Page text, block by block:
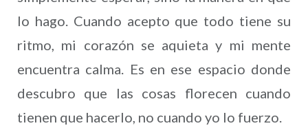
lo hago. Cuando acepto que todo tiene su
ritmo, mi corazón se aquieta y mi mente
encuentra calma. Es en ese espacio donde
descubro que las cosas florecen cuando
tienen que hacerlo, no cuando yo lo fuerzo.